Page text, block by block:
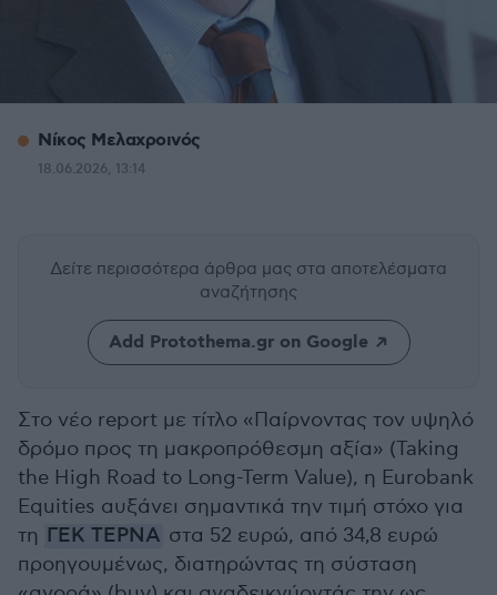
Νίκος Μελαχροινός
18.06.2026, 13:14
Δείτε περισσότερα άρθρα μας στα αποτελέσματα
αναζήτησης
Add Protothema.gr on Google
Στο νέο report με τίτλο «Παίρνοντας τον υψηλό
δρόμο προς τη μακροπρόθεσμη αξία» (Taking
the High Road to Long-Term Value), η Eurobank
Equities αυξάνει σημαντικά την τιμή στόχο για
τη ΓΕΚ ΤΕΡΝΑ στα 52 ευρώ, από 34,8 ευρώ
προηγουμένως, διατηρώντας τη σύσταση